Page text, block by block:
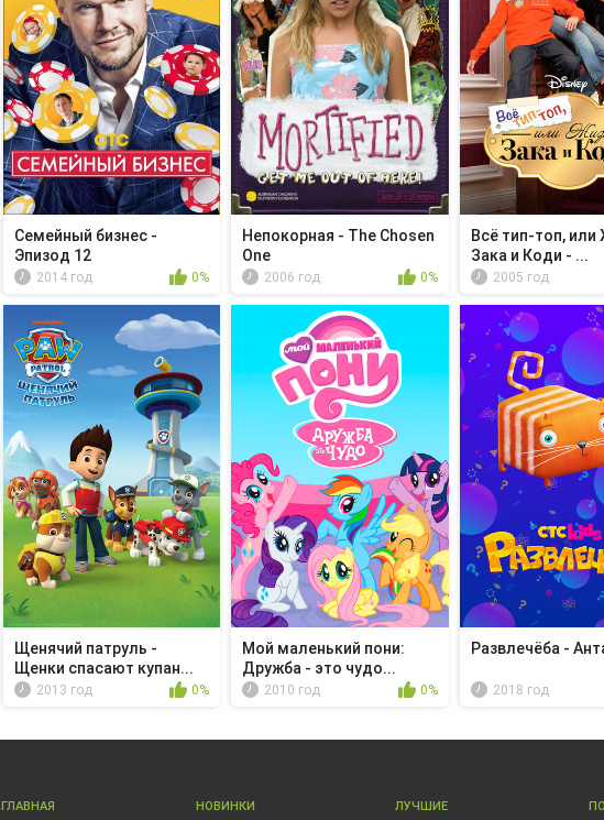
Семейный бизнес -
Эпизод 12
2014 год 0%
Непокорная - The Chosen
One
2006 год 0%
Всё тип-топ, или
Зака и Коди - ...
2005 год
Щенячий патруль -
Щенки спасают купан...
2013 год 0%
Мой маленький пони:
Дружба - это чудо...
2010 год 0%
Развлечёба -
2018 год
ГЛАВНАЯ НОВИНКИ ЛУЧШИЕ